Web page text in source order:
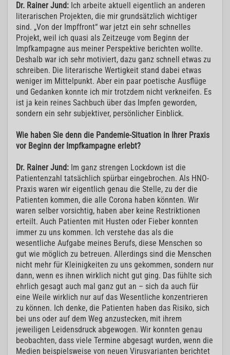
Dr. Rainer Jund: Ich arbeite aktuell eigentlich an anderen
literarischen Projekten, die mir grundsätzlich wichtiger
sind. „Von der Impffront“ war jetzt ein sehr schnelles
Projekt, weil ich quasi als Zeitzeuge vom Beginn der
Impfkampagne aus meiner Perspektive berichten wollte.
Deshalb war ich sehr motiviert, dazu ganz schnell etwas zu
schreiben. Die literarische Wertigkeit stand dabei etwas
weniger im Mittelpunkt. Aber ein paar poetische Ausflüge
und Gedanken konnte ich mir trotzdem nicht verkneifen. Es
ist ja kein reines Sachbuch über das Impfen geworden,
sondern ein sehr subjektiver, persönlicher Einblick.
Wie haben Sie denn die Pandemie-Situation in Ihrer Praxis
vor Beginn der Impfkampagne erlebt?
Dr. Rainer Jund: Im ganz strengen Lockdown ist die
Patientenzahl tatsächlich spürbar eingebrochen. Als HNO-
Praxis waren wir eigentlich genau die Stelle, zu der die
Patienten kommen, die alle Corona haben könnten. Wir
waren selber vorsichtig, haben aber keine Restriktionen
erteilt. Auch Patienten mit Husten oder Fieber konnten
immer zu uns kommen. Ich verstehe das als die
wesentliche Aufgabe meines Berufs, diese Menschen so
gut wie möglich zu betreuen. Allerdings sind die Menschen
nicht mehr für Kleinigkeiten zu uns gekommen, sondern nur
dann, wenn es ihnen wirklich nicht gut ging. Das fühlte sich
ehrlich gesagt auch mal ganz gut an – sich da auch für
eine Weile wirklich nur auf das Wesentliche konzentrieren
zu können. Ich denke, die Patienten haben das Risiko, sich
bei uns oder auf dem Weg anzustecken, mit ihrem
jeweiligen Leidensdruck abgewogen. Wir konnten genau
beobachten, dass viele Termine abgesagt wurden, wenn die
Medien beispielsweise von neuen Virusvarianten berichtet